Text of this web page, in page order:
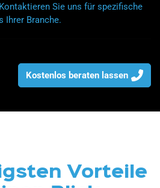
Sie uns für spezifische
Ihrer Branche.
Kostenlos beraten lassen
Vorteile